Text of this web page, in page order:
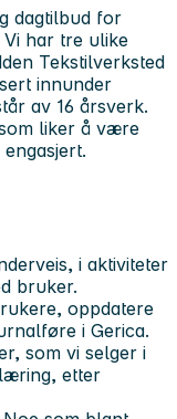
dagtilbud for
har tre ulike
Tekstilverksted
innunder
av 16 årsverk.
liker å være
i aktiviteter
bruker.
oppdatere
i Gerica.
som vi selger i
etter